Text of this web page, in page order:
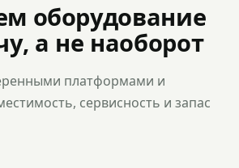
оборудование
а не наоборот
платформами и
сервисность и запас